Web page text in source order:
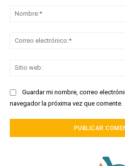
Guardar mi nombre, correo
navegador la próxima vez que comente.